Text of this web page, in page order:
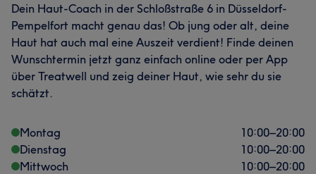
Dein Haut-Coach in der Schloßstraße 6 in Düsseldorf-
Pempelfort macht genau das! Ob jung oder alt, deine
Haut hat auch mal eine Auszeit verdient! Finde deinen
Wunschtermin jetzt ganz einfach online oder per App
über Treatwell und zeig deiner Haut, wie sehr du sie
schätzt.
Montag 10:00–20:00
Dienstag
10:00–20:00
Mittwoch
10:00–20:00